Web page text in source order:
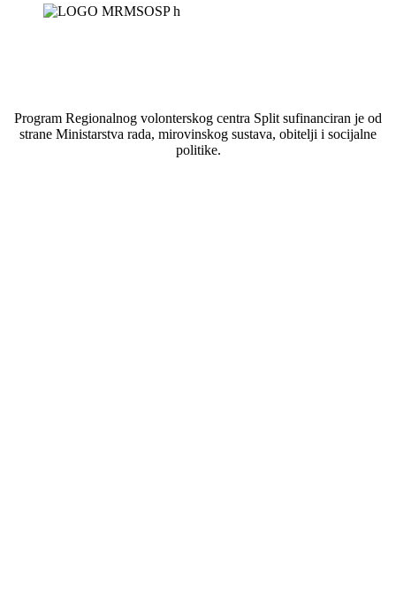
Program Regionalnog volonterskog centra Split sufinanciran je od
strane Ministarstva rada, mirovinskog sustava, obitelji i socijalne
politike.